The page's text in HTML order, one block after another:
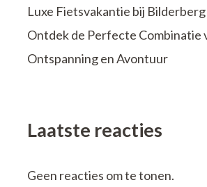
Luxe Fietsvakantie bij
Ontdek de Perfecte Combinatie
Ontspanning en Avontuur
Laatste reacties
Geen reacties om te tonen.